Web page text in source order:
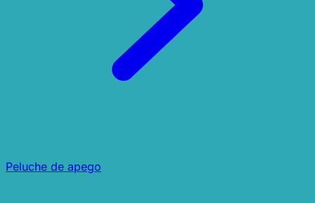
Peluche de apego